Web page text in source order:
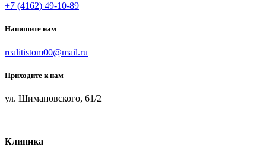
+7 (4162) 49-10-89
Напишите нам
realitistom00@mail.ru
Приходите к нам
ул. Шимановского, 61/2
Клиника